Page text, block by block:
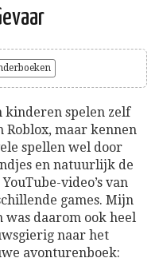
kinderen spelen zelf
Roblox, maar kennen
spellen wel door
en natuurlijk de
video’s van
games. Mijn
was daarom ook heel
naar het
avonturenboek: